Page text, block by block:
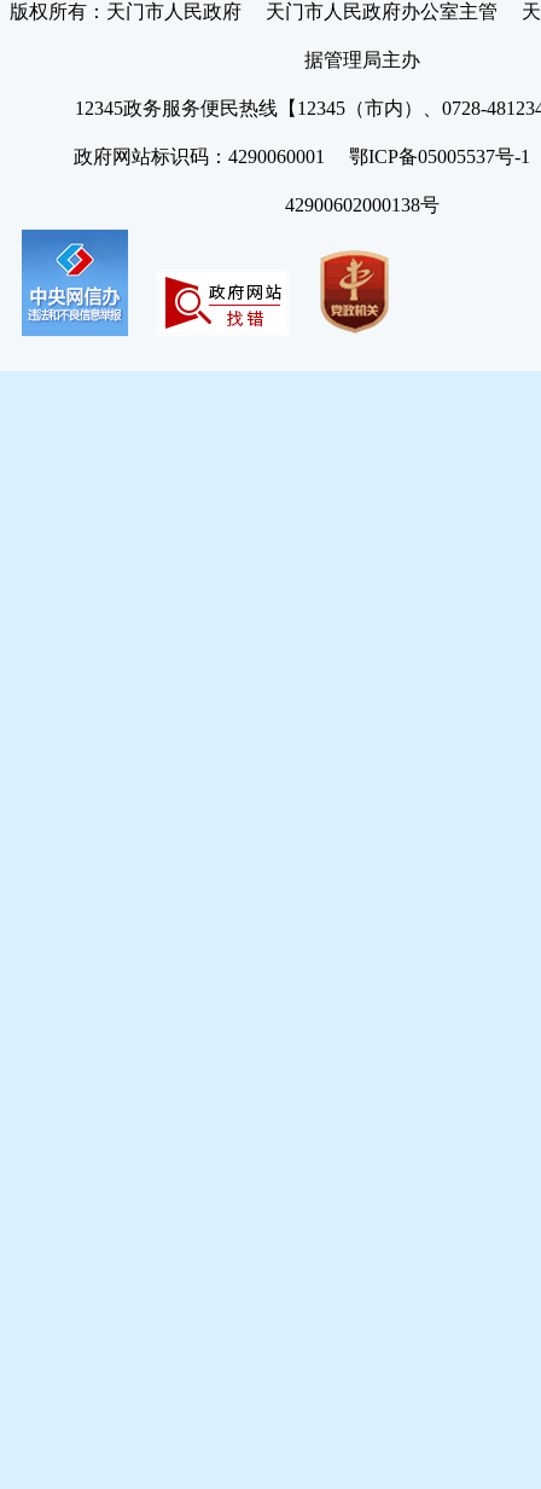
版权所有：天门市人民政府 天门市人民政府办公室主管 天
据管理局主办
12345政务服务便民热线【12345（市内）、0728-
政府网站标识码：4290060001 鄂ICP备05005537号
42900602000138号